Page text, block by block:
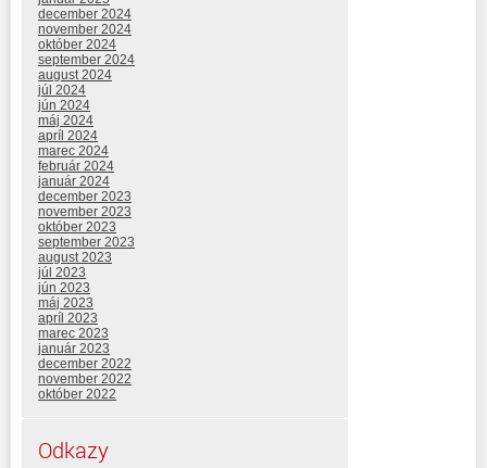
december 2024
november 2024
október 2024
september 2024
august 2024
júl 2024
jún 2024
máj 2024
apríl 2024
marec 2024
február 2024
január 2024
december 2023
november 2023
október 2023
september 2023
august 2023
júl 2023
jún 2023
máj 2023
apríl 2023
marec 2023
január 2023
december 2022
november 2022
október 2022
Odkazy